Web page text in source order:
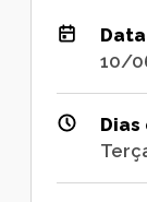
10/
Dias